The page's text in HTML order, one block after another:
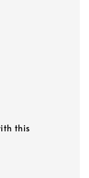
this